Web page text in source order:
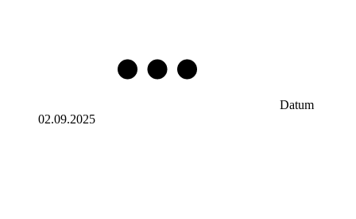
Datum
02.09.2025